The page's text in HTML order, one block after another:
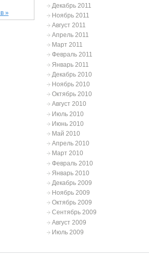
»
Декабрь 2011
Ноябрь 2011
Август 2011
Апрель 2011
Март 2011
Февраль 2011
Январь 2011
Декабрь 2010
Ноябрь 2010
Октябрь 2010
Август 2010
Июль 2010
Июнь 2010
Май 2010
Апрель 2010
Март 2010
Февраль 2010
Январь 2010
Декабрь 2009
Ноябрь 2009
Октябрь 2009
Сентябрь 2009
Август 2009
Июль 2009